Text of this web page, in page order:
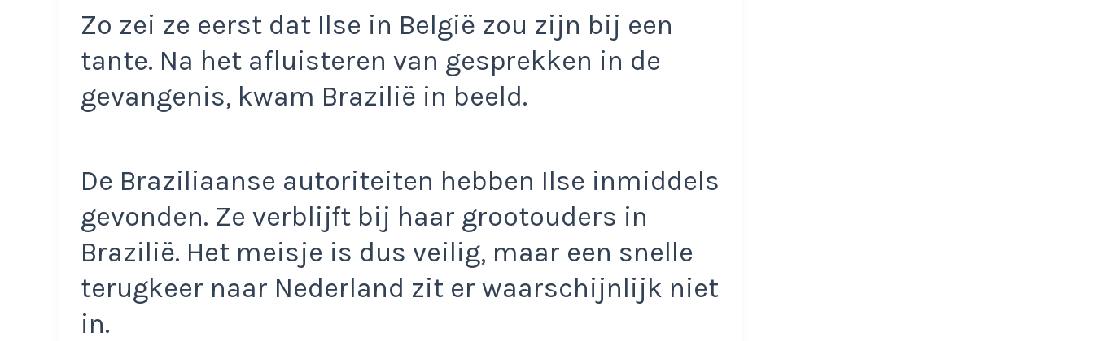
Zo zei ze eerst dat Ilse in België zou zijn bij een
tante. Na het afluisteren van gesprekken in de
gevangenis, kwam Brazilië in beeld.
De Braziliaanse autoriteiten hebben Ilse inmiddels
gevonden. Ze verblijft bij haar grootouders in
Brazilië. Het meisje is dus veilig, maar een snelle
terugkeer naar Nederland zit er waarschijnlijk niet
in.